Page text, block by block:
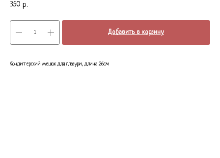
350 р.
Добавить в корзину
Кондитерский мешок для глазури, длина 26см